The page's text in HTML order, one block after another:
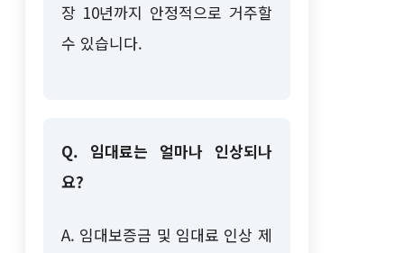
장 10년까지 안정적으로 거주할
수 있습니다.
Q. 임대료는 얼마나 인상되나
요?
A. 임대보증금 및 임대료 인상 제